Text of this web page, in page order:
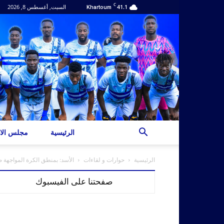
41.1
C
Khartoum السبت, أغسطس 8, 2026
مجلس الرئيسية
الرئيسية حوارات و لقاءات الأسد: بمنطق الكرة
صفحتنا على الفيسبوك